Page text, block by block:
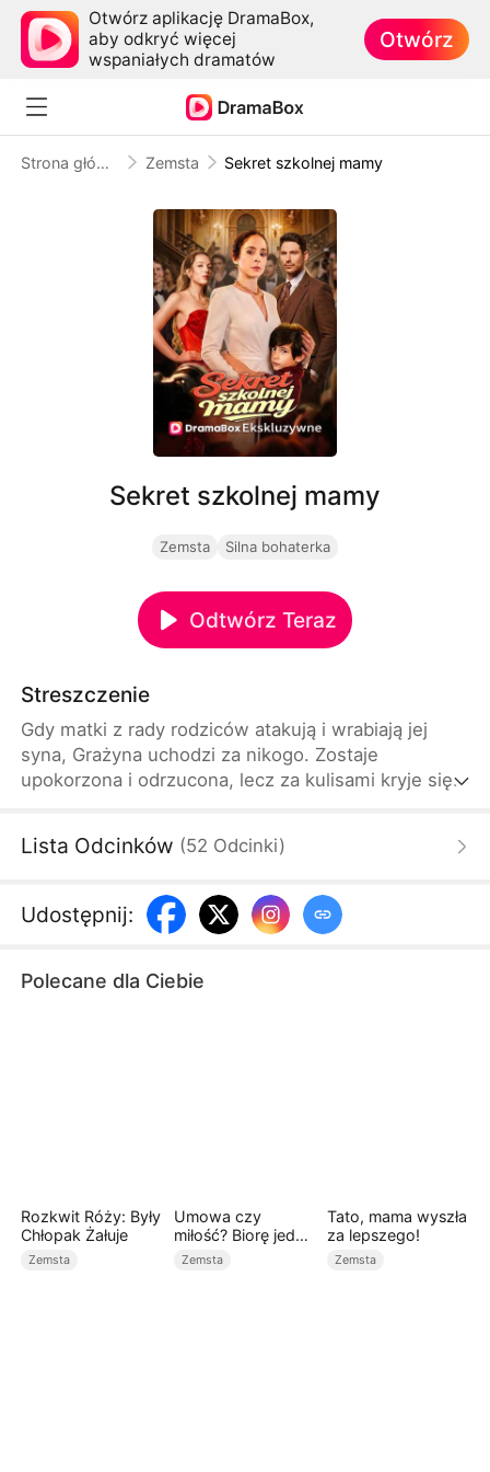
Otwórz aplikację DramaBox,
aby odkryć więcej
wspaniałych dramatów
Otwórz
Strona główna Zemsta Sekret szkolnej mamy
Sekret szkolnej mamy
Zemsta Silna bohaterka
Odtwórz Teraz
Streszczenie
Gdy matki z rady rodziców atakują i wrabiają jej
syna, Grażyna uchodzi za nikogo. Zostaje
upokorzona i odrzucona, lecz za kulisami kryje się
stojącą za szkołą. Teraz ich los zależy od niej.
Lista Odcinków (52 Odcinki)
Udostępnij:
Polecane dla Ciebie
Rozkwit Róży: Były
Chłopak Żałuje
Zemsta
Umowa czy
miłość? Biorę jedno
i drugie (Dubbing)
Zemsta
Tato, mama wyszła
za lepszego!
Zemsta